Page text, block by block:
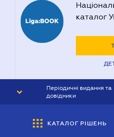
каталог
Періодичні видання та
довідники
БУХГАЛТЕР&ЗАКОН
КАТАЛОГ РІШЕНЬ